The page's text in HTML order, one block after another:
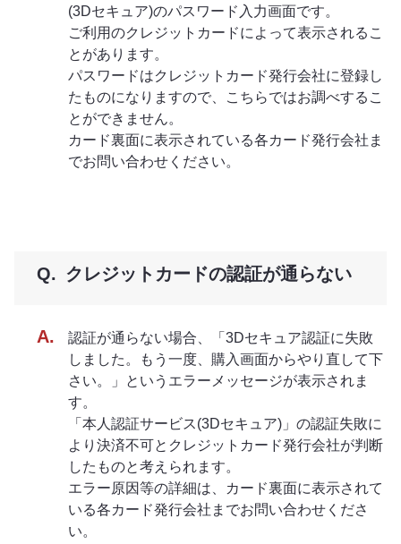
(3Dセキュア)のパスワード入力画面です。
ご利用のクレジットカードによって表示されるこ
とがあります。
パスワードはクレジットカード発行会社に登録し
たものになりますので、こちらではお調べするこ
とができません。
カード裏面に表示されている各カード発行会社ま
でお問い合わせください。
クレジットカードの認証が通らない
認証が通らない場合、「3Dセキュア認証に失敗
しました。もう一度、購入画面からやり直して下
さい。」というエラーメッセージが表示されま
す。
「本人認証サービス(3Dセキュア)」の認証失敗に
より決済不可とクレジットカード発行会社が判断
したものと考えられます。
エラー原因等の詳細は、カード裏面に表示されて
いる各カード発行会社までお問い合わせくださ
い。